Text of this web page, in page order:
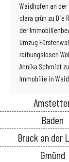
Waidhofen an der
clara grün zu Die
der
Umzug
reibungslosen
Annika Schmidt zu
Immobilie in
Baden
Bruck an der
Gmünd